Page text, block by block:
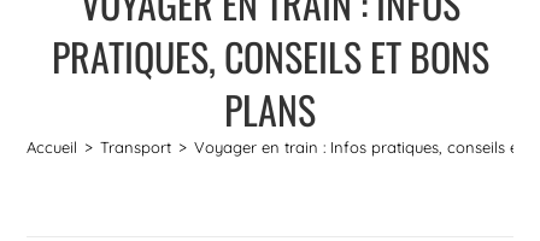
PRATIQUES, CONSEILS ET BONS
PLANS
Accueil > Transport > Voyager en train : Infos pratiques, conseils et